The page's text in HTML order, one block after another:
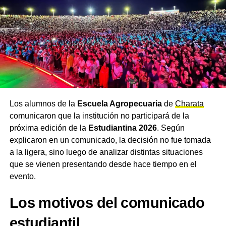
días. Diez recordó que durante la madrugada se
realizaron las últimas pruebas técnicas y que, con
resultados satisfactorios, se inició el envío deagua
potablehacia la ciudad, avanzando en la puesta en
funcionamiento de todo el sistema.
Seguimiento permanente
hasta la normalización
El titular de Sameep señaló que mantiene un seguimiento
permanente de los trabajos junto a los equipos operativos
para garantizar que el servicio se restablezca en el menor
tiempo posible. «Nuestro objetivo es que, durante la
tarde, con la cisterna ya lista en Sáenz Peña, quede todo
tranquilidad a los vecinos», concluyó Diez.
Másnoticias del Chaco
Los alumnos de la Escuela Agropecuariade Charata
comunicaron que la institución no participará de la
próxima edición de la Estudiantina 2026. Según
explicaron en un comunicado, la decisión no fue tomada
a la ligera, sino luego de analizar distintas situaciones
que se vienen presentando desde hace tiempo en el
evento.
Los motivos del comunicado